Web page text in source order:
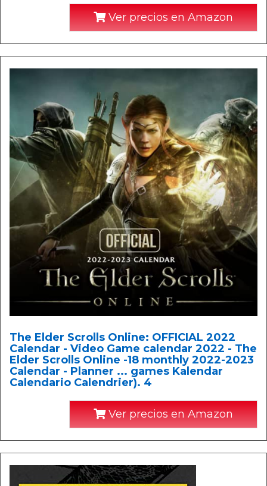
Ver precios en Amazon
The Elder Scrolls Online: OFFICIAL 2022
Calendar - Video Game calendar 2022 - The
Elder Scrolls Online -18 monthly 2022-2023
Calendar - Planner ... games Kalendar
Calendario Calendrier). 4
Ver precios en Amazon